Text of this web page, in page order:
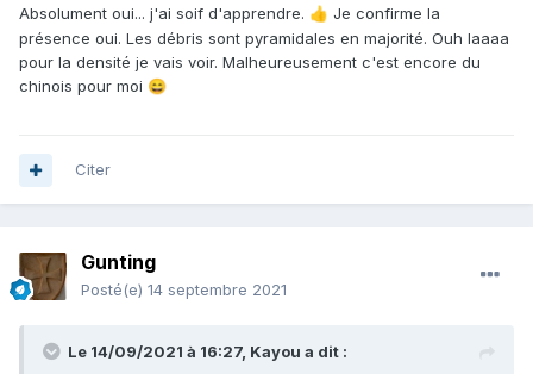
Absolument oui... j'ai soif d'apprendre. 👍 Je confirme la
présence oui. Les débris sont pyramidales en majorité. Ouh laaaa
pour la densité je vais voir. Malheureusement c'est encore du
chinois pour moi 😄
Citer
Gunting
Posté(e) 14 septembre 2021
Le 14/09/2021 à 16:27, Kayou a dit :